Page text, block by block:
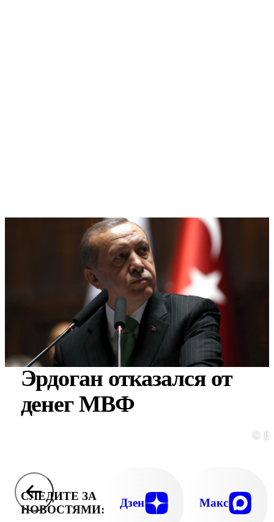
Эрдоган отказался от
денег МВФ
©
СЛЕДИТЕ ЗА
НОВОСТЯМИ:
Дзен Макс